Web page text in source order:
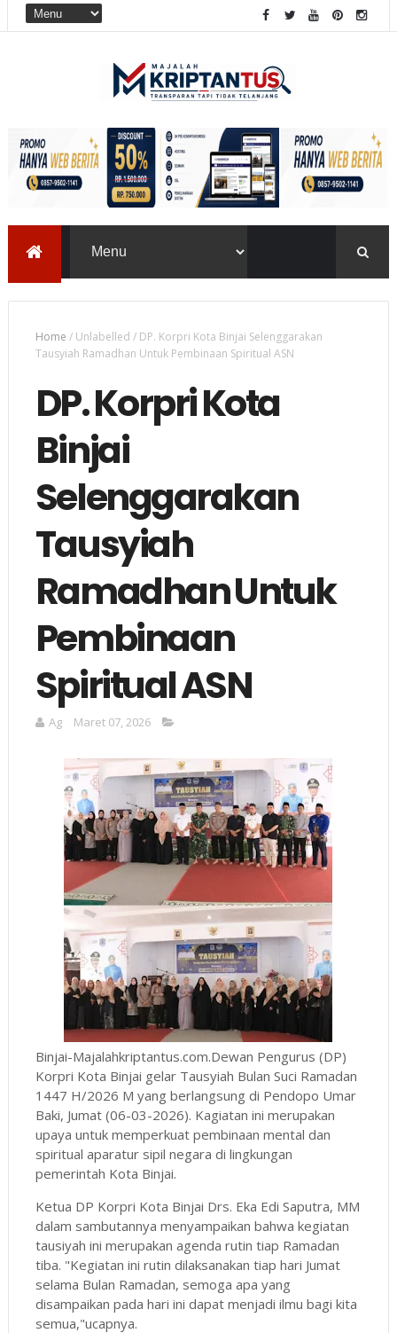
Home /Unlabelled / DP. Korpri Kota Binjai Selenggarakan
Tausyiah Ramadhan Untuk Pembinaan Spiritual ASN
DP. Korpri Kota
Binjai
Selenggarakan
Tausyiah
Ramadhan Untuk
Pembinaan
Spiritual ASN
Ag Maret 07, 2026
Binjai-Majalahkriptantus.com.Dewan Pengurus (DP)
Korpri Kota Binjai gelar Tausyiah Bulan Suci Ramadan
1447 H/2026 M yang berlangsung di Pendopo Umar
Baki, Jumat (06-03-2026). Kagiatan ini merupakan
upaya untuk memperkuat pembinaan mental dan
spiritual aparatur sipil negara di lingkungan
pemerintah Kota Binjai.
Ketua DP Korpri Kota Binjai Drs. Eka Edi Saputra, MM
dalam sambutannya menyampaikan bahwa kegiatan
tausiyah ini merupakan agenda rutin tiap Ramadan
tiba. "Kegiatan ini rutin dilaksanakan tiap hari Jumat
selama Bulan Ramadan, semoga apa yang
disampaikan pada hari ini dapat menjadi ilmu bagi kita
semua,"ucapnya.